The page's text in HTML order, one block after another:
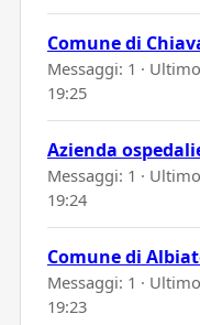
Comune di
Messaggi: 1 ·
19:25
Azienda
Messaggi: 1 ·
19:24
Comune di
Messaggi: 1 ·
19:23